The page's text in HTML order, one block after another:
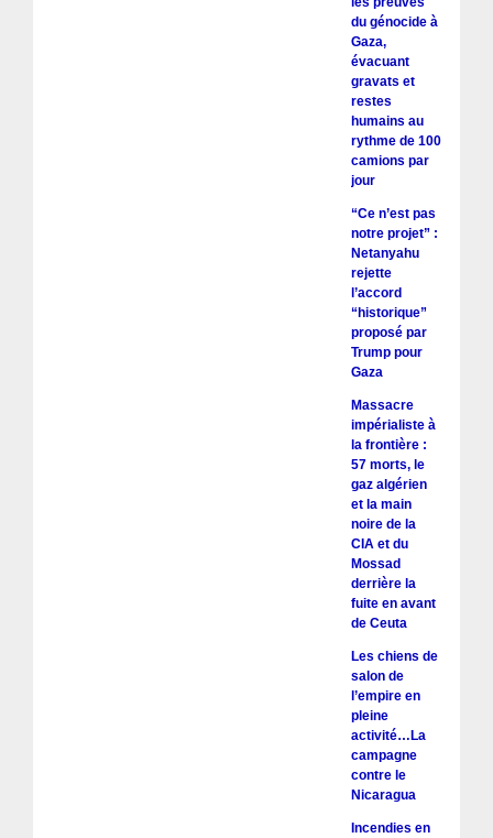
du génocide à
Gaza,
évacuant
gravats et
restes
humains au
rythme de 100
camions par
jour
“Ce n’est pas
notre projet” :
Netanyahu
rejette
l’accord
“historique”
proposé par
Trump pour
Gaza
Massacre
impérialiste à
la frontière :
57 morts, le
gaz algérien
et la main
noire de la
CIA et du
Mossad
derrière la
fuite en avant
de Ceuta
Les chiens de
salon de
l’empire en
pleine
activité…La
campagne
contre le
Nicaragua
Incendies en